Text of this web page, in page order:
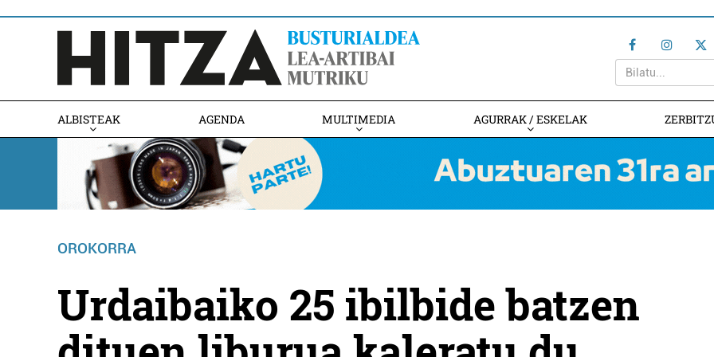
ALBISTEAK AGENDA MULTIMEDIA AGURRAK / ESKELAK
OROKORRA
Urdaibaiko 25 ibilbide batzen